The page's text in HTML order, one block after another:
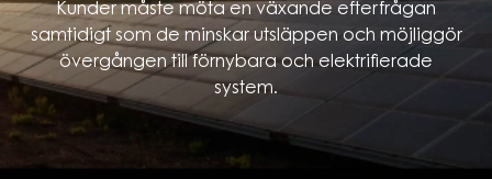
Kunder måste möta en växande efterfrågan
samtidigt som de minskar utsläppen och möjliggör
övergången till förnybara och elektrifierade
system.